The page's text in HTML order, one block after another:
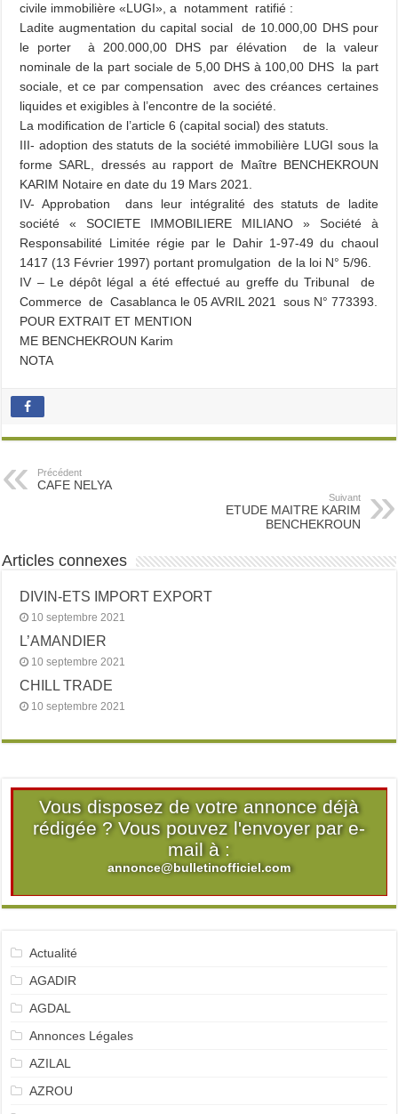
civile immobilière «LUGI», a notamment ratifié :
Ladite augmentation du capital social de 10.000,00 DHS pour
le porter à 200.000,00 DHS par élévation de la valeur
nominale de la part sociale de 5,00 DHS à 100,00 DHS la part
sociale, et ce par compensation avec des créances certaines
liquides et exigibles à l’encontre de la société.
La modification de l’article 6 (capital social) des statuts.
III- adoption des statuts de la société immobilière LUGI sous la
forme SARL, dressés au rapport de Maître BENCHEKROUN
KARIM Notaire en date du 19 Mars 2021.
IV- Approbation dans leur intégralité des statuts de ladite
société « SOCIETE IMMOBILIERE MILIANO » Société à
Responsabilité Limitée régie par le Dahir 1-97-49 du chaoul
1417 (13 Février 1997) portant promulgation de la loi N° 5/96.
IV – Le dépôt légal a été effectué au greffe du Tribunal de
Commerce de Casablanca le 05 AVRIL 2021 sous N° 773393.
POUR EXTRAIT ET MENTION
ME BENCHEKROUN Karim
NOTA
Précédent
CAFE NELYA
Suivant
ETUDE MAITRE KARIM
BENCHEKROUN
Articles connexes
DIVIN-ETS IMPORT EXPORT
10 septembre 2021
L’AMANDIER
10 septembre 2021
CHILL TRADE
10 septembre 2021
Vous disposez de votre annonce déjà
rédigée ? Vous pouvez l'envoyer par e-
mail à :
annonce@bulletinofficiel.com
Actualité
AGADIR
AGDAL
Annonces Légales
AZILAL
AZROU